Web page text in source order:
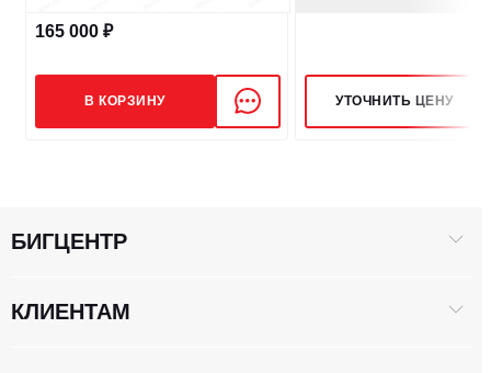
165 000 ₽
В КОРЗИНУ УТОЧНИТЬ ЦЕНУ
БИГЦЕНТР
КЛИЕНТАМ